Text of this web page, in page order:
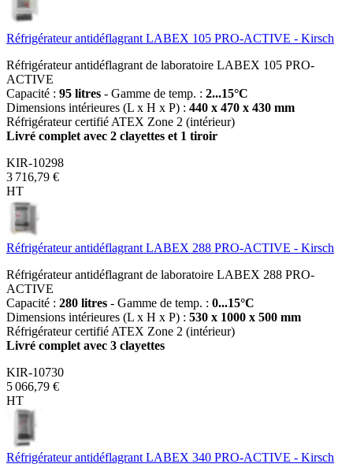
Réfrigérateur antidéflagrant LABEX 105 PRO-ACTIVE - Kirsch
Réfrigérateur antidéflagrant de laboratoire LABEX 105 PRO-
ACTIVE
Capacité : 95 litres - Gamme de temp. : 2...15°C
Dimensions intérieures (L x H x P) : 440 x 470 x 430 mm
Réfrigérateur certifié ATEX Zone 2 (intérieur)
Livré complet avec 2 clayettes et 1 tiroir
KIR-10298
3 716,79 €
HT
Réfrigérateur antidéflagrant LABEX 288 PRO-ACTIVE - Kirsch
Réfrigérateur antidéflagrant de laboratoire LABEX 288 PRO-
ACTIVE
Capacité : 280 litres - Gamme de temp. : 0...15°C
Dimensions intérieures (L x H x P) : 530 x 1000 x 500 mm
Réfrigérateur certifié ATEX Zone 2 (intérieur)
Livré complet avec 3 clayettes
KIR-10730
5 066,79 €
HT
Réfrigérateur antidéflagrant LABEX 340 PRO-ACTIVE - Kirsch